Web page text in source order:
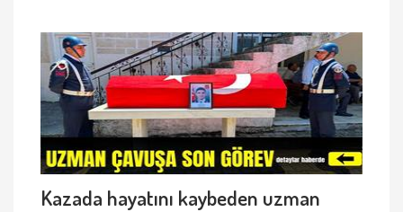
Kazada hayatını kaybeden uzman